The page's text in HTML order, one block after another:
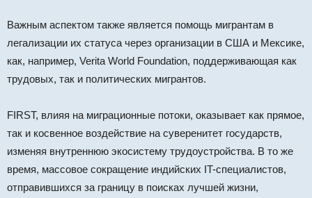
Важным аспектом также является помощь мигрантам в
легализации их статуса через организации в США и Мексике,
как, например, Verita World Foundation, поддерживающая как
трудовых, так и политических мигрантов.
FIRST, влияя на миграционные потоки, оказывает как прямое,
так и косвенное воздействие на суверенитет государств,
изменяя внутреннюю экосистему трудоустройства. В то же
время, массовое сокращение индийских IT-специалистов,
отправившихся за границу в поисках лучшей жизни,